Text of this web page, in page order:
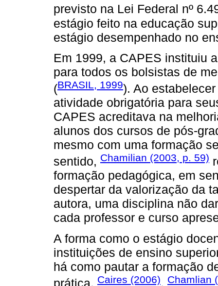
previsto na Lei Federal nº
estágio feito na educação
estágio desempenhado no
Em 1999, a CAPES instituiu
para todos os bolsistas de
(BRASIL, 1999). Ao
atividade obrigatória para
CAPES acreditava na
alunos dos cursos de pós-
mesmo com uma formação
sentido, Chamilian (2003, p. 59)
formação pedagógica, em
despertar da valorização da
autora, uma disciplina não
cada professor e curso
A forma como o estágio
instituições de ensino
há como pautar a formação
prática. Caires (2006), Chamlian